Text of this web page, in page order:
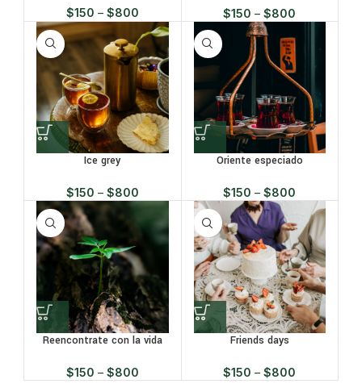
$150 – $800 $150 –$800
Ice grey
$150 – $800
Oriente especiado
$150 –$800
Reencontrate con la vida
$150 – $800
Friends days
$150 –$800